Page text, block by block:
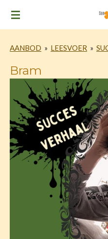
Ga
deAANBOD » LEESVOER »
Bram